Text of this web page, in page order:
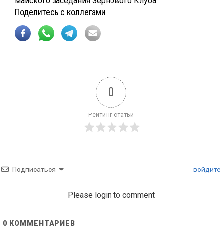
Поделитесь с коллегами
0
Рейтинг статьи
Подписаться войдите
Please login to comment
0 КОММЕНТАРИЕВ